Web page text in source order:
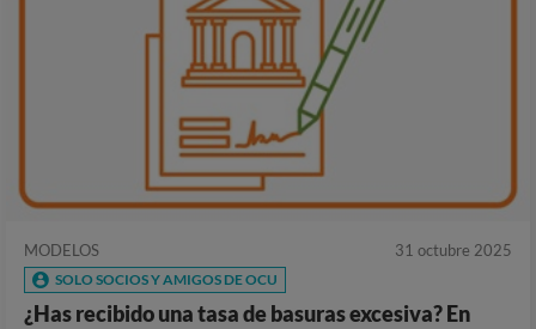
MODELOS 31 octubre 2025
SOLO SOCIOS Y AMIGOS DE OCU
¿Has recibido una tasa de basuras excesiva? En